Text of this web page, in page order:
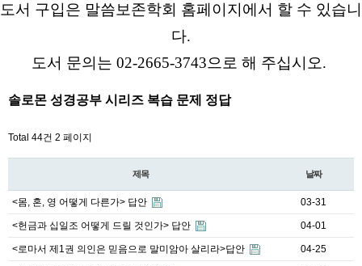
도서 구입은 말씀보존학회 홈페이지에서 할 수 있습니
다.
도서 문의는 02-2665-3743으로 해 주십시오.
솔로몬 성경공부 시리즈 복습 문제 정답
Total 44건 2 페이지
제목 날짜
<몸, 혼, 영 어떻게 다른가> 답안 03-31
<헌금과 십일조 어떻게 드릴 것인가> 답안 04-01
<로마서 제1권 의인은 믿음으로 말미암아 살리라>답안 04-25